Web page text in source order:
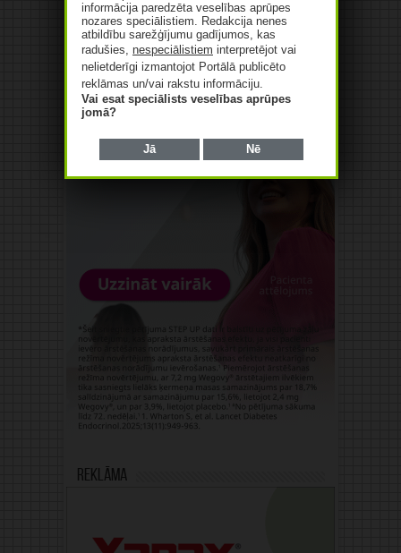
Reklāma
informācija paredzēta veselības aprūpes
nozares speciālistiem. Redakcija nenes
atbildību sarežģījumu gadījumos, kas
radušies, nespeciālistiem interpretējot vai
nelietderīgi izmantojot Portālā publicēto
reklāmas un/vai rakstu informāciju.
Vai esat speciālists veselības aprūpes
jomā?
Jā Nē